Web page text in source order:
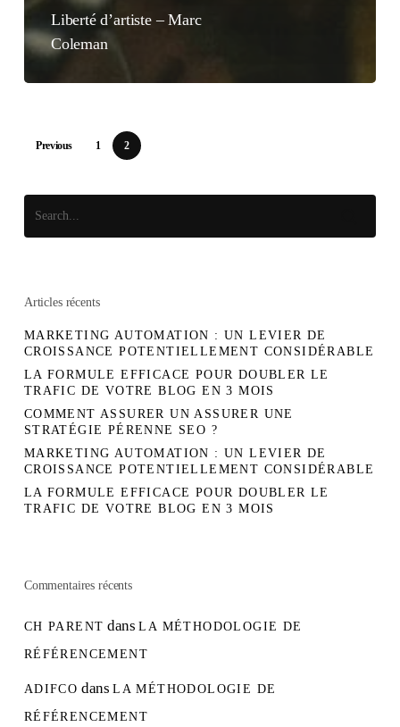
Liberté d’artiste – Marc
Coleman
Previous 1 2
Articles récents
MARKETING AUTOMATION : UN LEVIER DE
CROISSANCE POTENTIELLEMENT CONSIDÉRABLE
LA FORMULE EFFICACE POUR DOUBLER LE
TRAFIC DE VOTRE BLOG EN 3 MOIS
COMMENT ASSURER UN ASSURER UNE
STRATÉGIE PÉRENNE SEO ?
MARKETING AUTOMATION : UN LEVIER DE
CROISSANCE POTENTIELLEMENT CONSIDÉRABLE
LA FORMULE EFFICACE POUR DOUBLER LE
TRAFIC DE VOTRE BLOG EN 3 MOIS
Commentaires récents
CH PARENT dansLA MÉTHODOLOGIE DE
RÉFÉRENCEMENT
ADIFCO dansLA MÉTHODOLOGIE DE
RÉFÉRENCEMENT